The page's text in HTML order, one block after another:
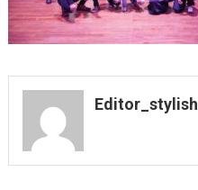
Editor_stylish